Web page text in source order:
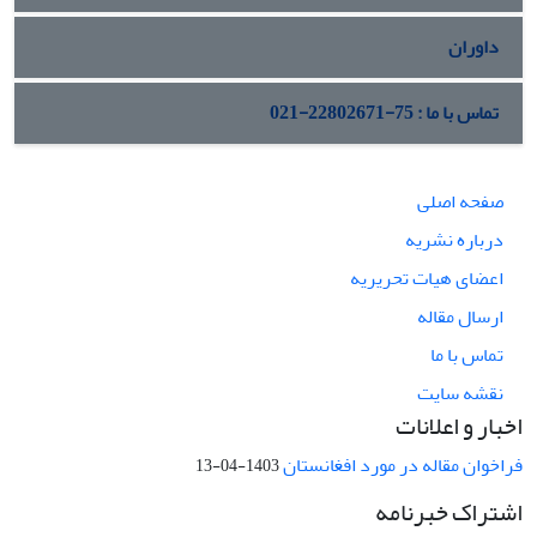
داوران
تماس با ما : 75-22802671-021
صفحه اصلی
درباره نشریه
اعضای هیات تحریریه
ارسال مقاله
تماس با ما
نقشه سایت
اخبار و اعلانات
فراخوان مقاله در مورد افغانستان1403-04-13
اشتراک خبرنامه